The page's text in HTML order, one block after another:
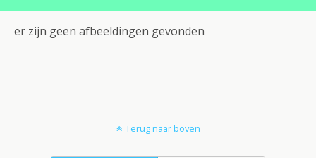
er zijn geen afbeeldingen gevonden
Terug naar boven